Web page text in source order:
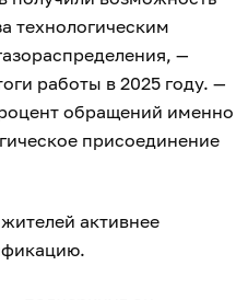
технологическим
—
работы в 2025 году. —
обращений именно
присоединение
активнее